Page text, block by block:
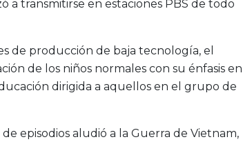
a transmitirse en estaciones PBS de todo
de producción de baja tecnología, el
de los niños normales con su énfasis en
dirigida a aquellos en el grupo de
episodios aludió a la Guerra de Vietnam,